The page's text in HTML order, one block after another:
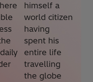
himself a
world citizen
having
spent his
entire life
travelling
the globe